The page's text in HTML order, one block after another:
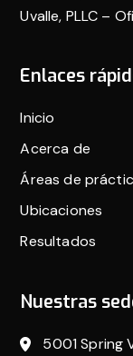
Uvalle, PLLC –
Enlaces
Inicio
Acerca de
Áreas de
Ubicaciones
Resultados
Nuestras
5001 Spring